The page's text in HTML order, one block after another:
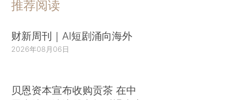
推荐阅读
财新周刊｜AI短剧涌向海外
2026年08月06日
贝恩资本宣布收购贡茶 在中